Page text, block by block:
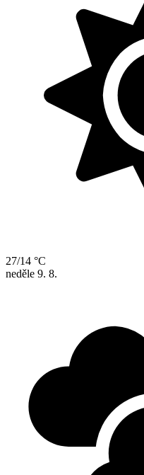
27/14 °C
neděle 9. 8.